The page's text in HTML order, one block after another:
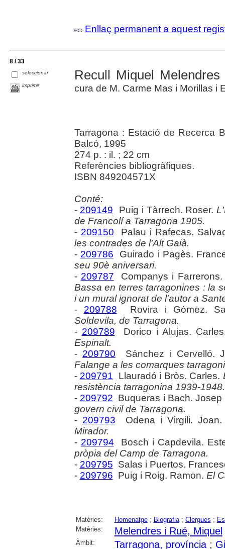
Enllaç permanent a aquest
8 / 33
seleccionar
imprimir
Recull Miquel
cura de M. Carme Mas i Morillas i
Tarragona : Estació de Recerca
Balcó, 1995
274 p. : il. ; 22 cm
Referències bibliogràfiques.
ISBN 849204571X
Conté:
- 209149 Puig i Tàrrech. Roser.
de Francolí a Tarragona 1905.
- 209150 Palau i Rafecas.
les contrades de l'Alt Gaià.
- 209786 Guirado i Pagès.
seu 90è aniversari.
- 209787 Companys i
Bassa en terres tarragonines : la
i un mural ignorat de l'autor a
- 209788 Rovira i Gómez.
Soldevila, de Tarragona.
- 209789 Dorico i Alujas.
Espinalt.
- 209790 Sánchez i Cervelló.
Falange a les comarques
- 209791 Llauradó i Bròs. Carles.
resistència tarragonina 1939-1948.
- 209792 Buqueras i Bach.
govern civil de Tarragona.
- 209793 Odena i Virgili.
Mirador.
- 209794 Bosch i Capdevila.
pròpia del Camp de Tarragona.
- 209795 Salas i Puertos.
- 209796 Puig i Roig. Ramon. El
Matèries: Homenatge; Biografia; Clergues ;
Matèries:
Melendres i Rué, Miquel
Àmbit: Tarragona, província;